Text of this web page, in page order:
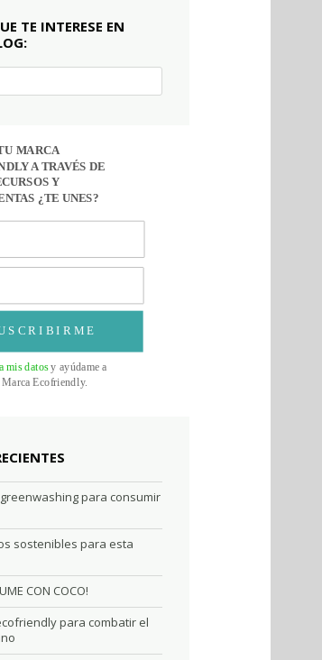
TE INTERESE EN
MARCA
A TRAVÉS DE
Y
¿TE UNES?
mis datosy ayúdame a
Ecofriendly.
para consumir
sostenibles para esta
CON COCO!
para combatir el